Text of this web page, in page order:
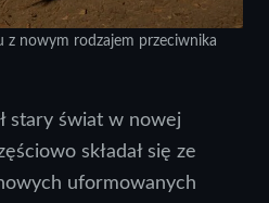
z nowym rodzajem przeciwnika
stary świat w nowej
składał się ze
uformowanych